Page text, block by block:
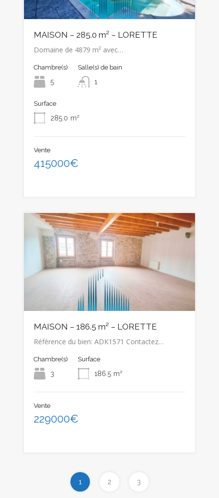
MAISON – 285.0 m² – LORETTE
Domaine de 4879 m² avec…
Chambre(s)
5
Salle(s) de bain
1
Surface
285.0 m²
Vente
415000€
MAISON – 186.5 m² – LORETTE
Référence du bien: ADK1571 Contactez…
Chambre(s)
3
Surface
186.5 m²
Vente
229000€
1 2 3